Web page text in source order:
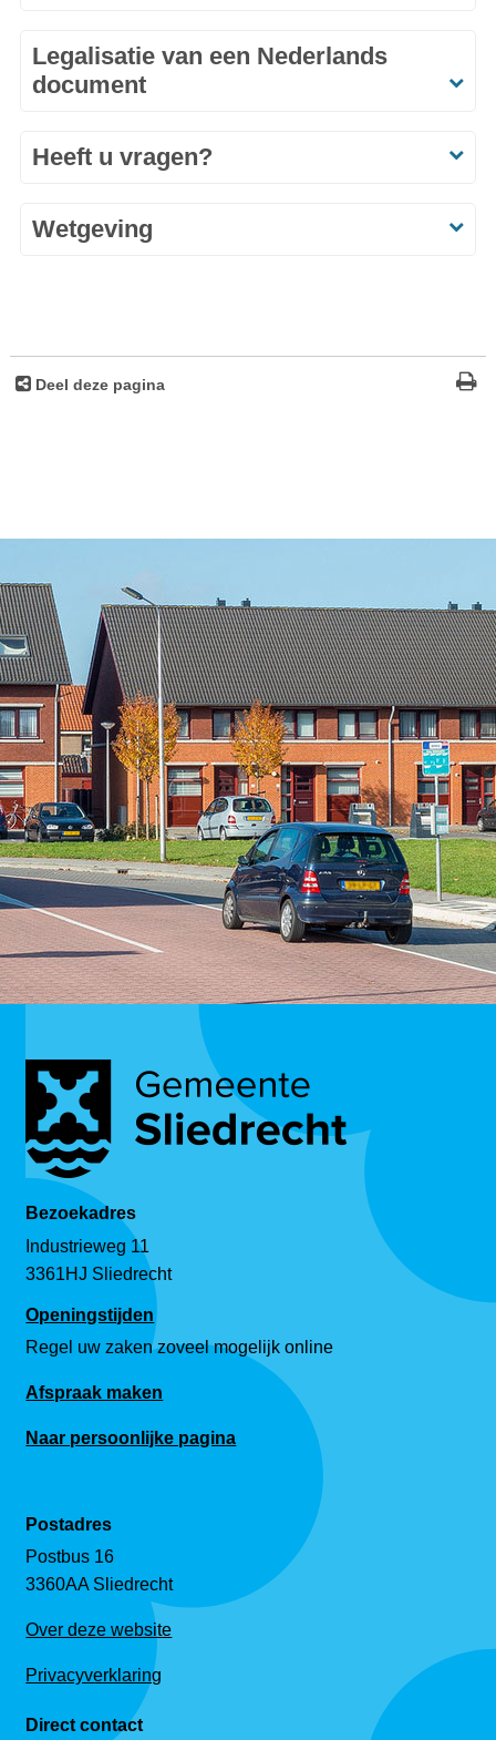
Legalisatie van een Nederlands
document
Heeft u vragen?
Wetgeving
Deel deze pagina
Bezoekadres
Industrieweg 11
3361HJ Sliedrecht
Openingstijden
Regel uw zaken zoveel mogelijk online
Afspraak maken
Naar persoonlijke pagina
Postadres
Postbus 16
3360AA Sliedrecht
Over deze website
Privacyverklaring
Direct contact